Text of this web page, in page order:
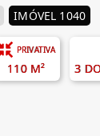
IMÓVEL 1040
PRIVATIVA
110 M² 3